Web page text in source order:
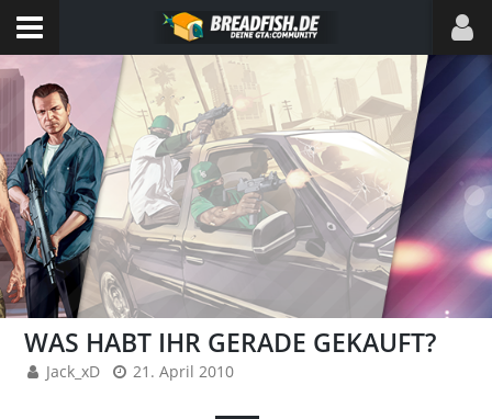
WAS HABT IHR GERADE GEKAUFT?
Jack_xD 21. April 2010